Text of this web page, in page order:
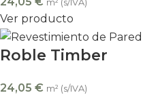
m² (s/IVA)
Ver producto
Roble Timber
24,05 € m² (s/IVA)